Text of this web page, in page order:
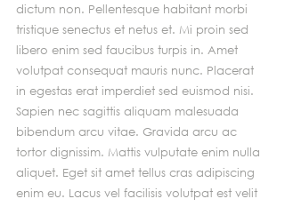
dictum non. Pellentesque habitant morbi
tristique senectus et netus et. Mi proin sed
libero enim sed faucibus turpis in. Amet
volutpat consequat mauris nunc. Placerat
in egestas erat imperdiet sed euismod nisi.
Sapien nec sagittis aliquam malesuada
bibendum arcu vitae. Gravida arcu ac
tortor dignissim. Mattis vulputate enim nulla
aliquet. Eget sit amet tellus cras adipiscing
enim eu. Lacus vel facilisis volutpat est velit